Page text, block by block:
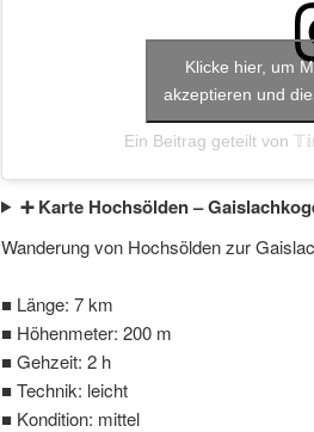
Ein Beitrag geteilt von
Klicke hier, um
akzeptieren und
➕ Karte Hochsölden –
Wanderung von Hochsölden zur
■ Länge: 7 km
■ Höhenmeter: 200 m
■ Gehzeit: 2 h
■ Technik: leicht
■ Kondition: mittel